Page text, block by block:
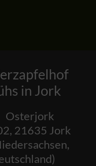
in Jork
Osterjork
, 21635 Jork
,
)